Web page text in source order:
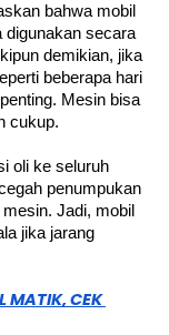
bahwa mobil
digunakan secara
demikian, jika
beberapa hari
Mesin bisa
cukup.
oli ke seluruh
penumpukan
Jadi, mobil
jika jarang
MATIK, CEK